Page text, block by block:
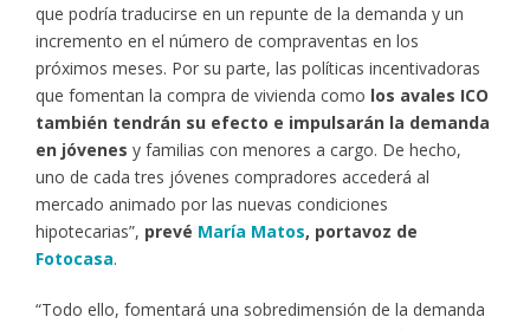
que podría traducirse en un repunte de la demanda y un
incremento en el número de compraventas en los
próximos meses. Por su parte, las políticas incentivadoras
que fomentan la compra de vivienda como los avales ICO
también tendrán su efecto e impulsarán la demanda
en jóvenes y familias con menores a cargo. De hecho,
uno de cada tres jóvenes compradores accederá al
mercado animado por las nuevas condiciones
hipotecarias”, prevé María Matos, portavoz de
Fotocasa.
“Todo ello, fomentará una sobredimensión de la demanda